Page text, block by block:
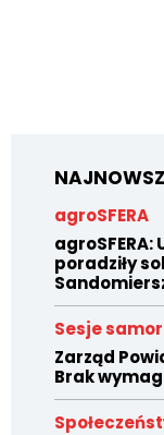
agroSFERA
poradziły
Sesje
Zarząd
Brak